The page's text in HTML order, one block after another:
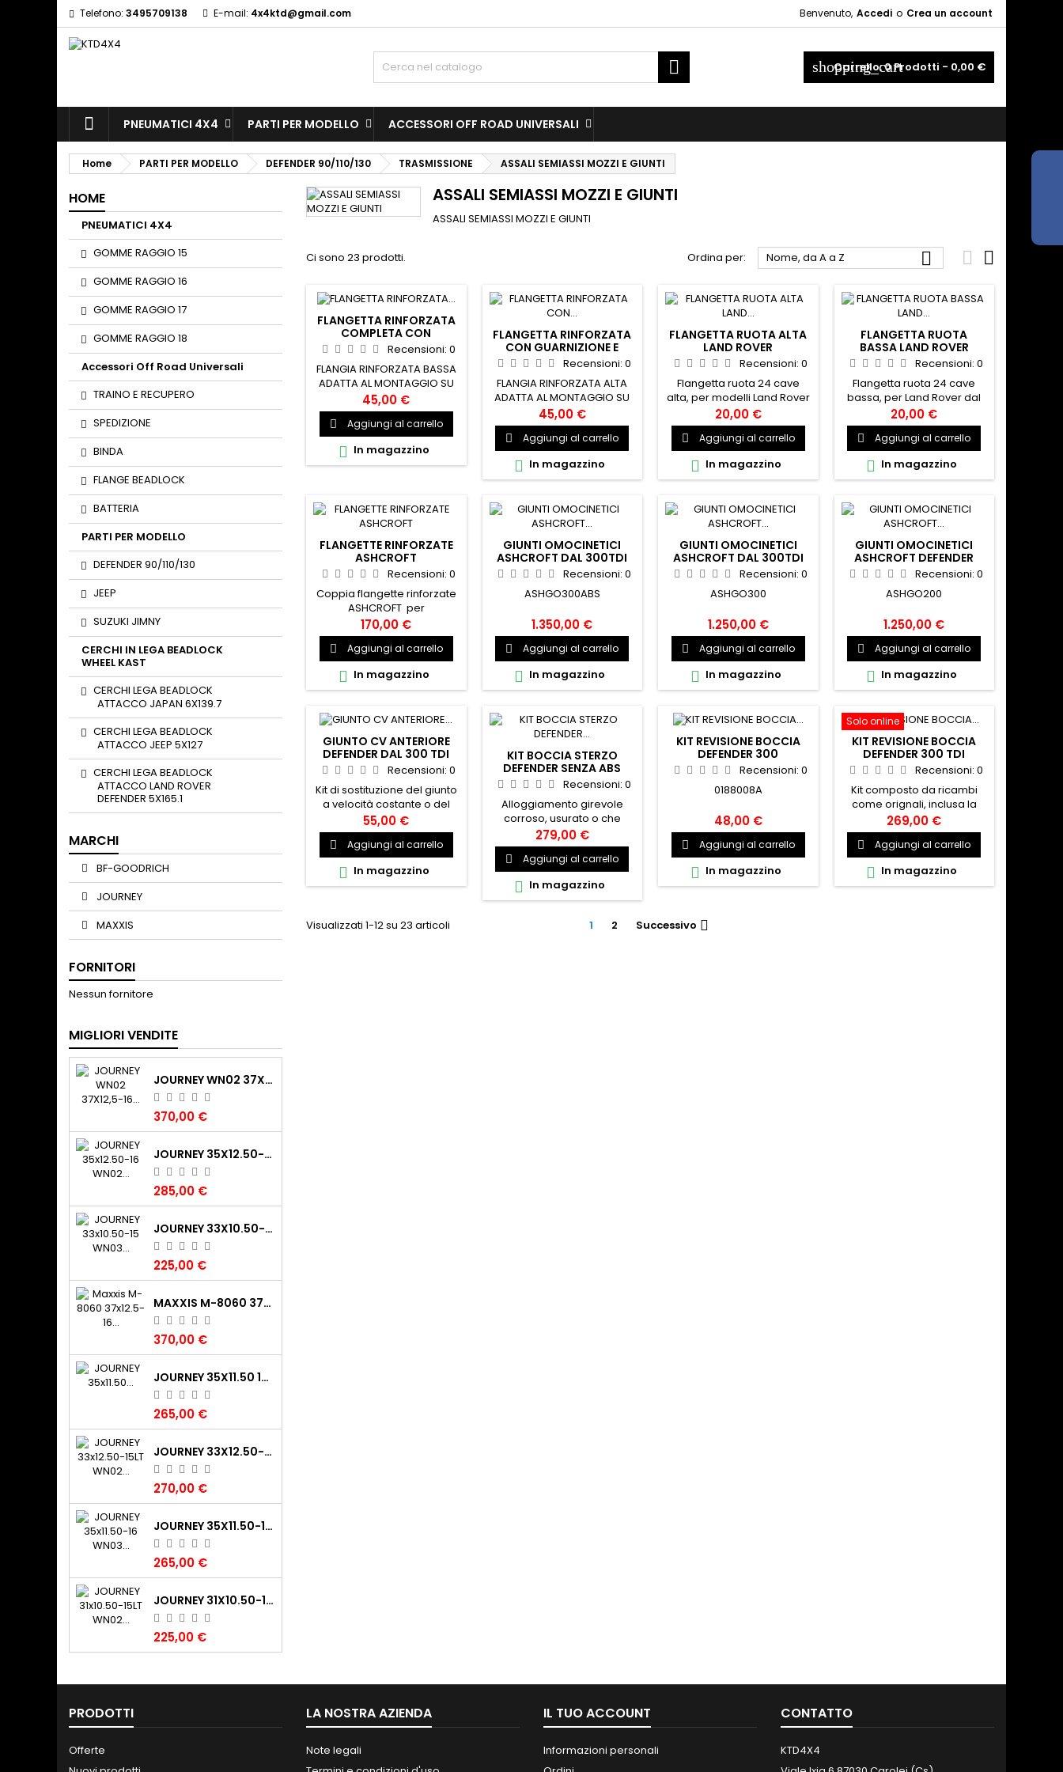
Telefono: 3495709138 E-mail: 4x4ktd@gmail.com Benvenuto, Accedi o Crea un account
shopping_cart
Carrello:0Prodotti - 0,00 €

PNEUMATICI 4X4 PARTI PER MODELLO ACCESSORI OFF ROAD UNIVERSALI
Home PARTI PER MODELLO DEFENDER 90/110/130 TRASMISSIONE ASSALI SEMIASSI MOZZI E GIUNTI
HOME
PNEUMATICI 4X4
GOMME RAGGIO 15
GOMME RAGGIO 16
GOMME RAGGIO 17
GOMME RAGGIO 18
Accessori Off Road Universali
TRAINO E RECUPERO
SPEDIZIONE
BINDA
FLANGE BEADLOCK
BATTERIA
PARTI PER MODELLO
DEFENDER 90/110/130
JEEP
SUZUKI JIMNY
CERCHI IN LEGA BEADLOCK
WHEEL KAST
CERCHI LEGA BEADLOCK
ATTACCO JAPAN 6X139.7
CERCHI LEGA BEADLOCK
ATTACCO JEEP 5X127
CERCHI LEGA BEADLOCK
ATTACCO LAND ROVER
DEFENDER 5X165.1
MARCHI
BF-GOODRICH
JOURNEY
MAXXIS
FORNITORI
Nessun fornitore
MIGLIORI VENDITE
JOURNEY WN02 37X12,5-16 120K TL 8PR (325/80‑16) P.O.R. CLAW XTR
370,00 €
JOURNEY 35X12.50-16 WN02 CLAW XTR 120K 8PR M+S POR
285,00 €
JOURNEY 33X10.50-15 WN03 DIGGER 115K 6PR TL M+S POR
225,00 €
MAXXIS M-8060 37X12.5-16 TREPADOR BIAS 124K DIAG/BIAS BIAS DA COMPETIZIONE GIALLO
370,00 €
JOURNEY 35X11.50 15LT(295/85 15LT)WN03 112K 6PR TL POR M+S
265,00 €
JOURNEY 33X12.50-15LT WN02 CLAW XTR (325/70-15LT) 108K 6PR TL POR
270,00 €
JOURNEY 35X11.50-16 WN03 DIGGER 120K 6PR TL M+S POR
265,00 €
JOURNEY 31X10.50-15LT WN02 CLAW XTR (265/75-15LT) 109K 6PR TL M+S POR
225,00 €
ASSALI SEMIASSI MOZZI E GIUNTI
ASSALI SEMIASSI MOZZI E GIUNTI
Ci sono 23 prodotti. Ordina per: Nome, da A a Z   
FLANGETTA RINFORZATA
COMPLETA CON
GUARNIZIONE E
TD5-TD4
Recensioni: 0
FLANGIA RINFORZATA BASSA
ADATTA AL MONTAGGIO SU
DEFENDER DAL 300 IN POI
RPFTC859HDKIT
45,00 €
 Aggiungi al carrello
 In magazzino
FLANGETTA RINFORZATA
CON GUARNIZIONE E
BULLONERIA PER 200 TDI
Recensioni:0
FLANGIA RINFORZATA ALTA
ADATTA AL MONTAGGIO SU
DEFENDER 200 TDI
RPFRC5806HDKIT
45,00 €
 Aggiungi al carrello
 In magazzino
FLANGETTA RUOTA ALTA
LAND ROVER
Recensioni: 0
Flangetta ruota 24 cave
alta, per modelli Land Rover
fino al 200tdi, 1993. VENDUTA
COMPLETA DI GUARNIZIONE
RPFRC5806
20,00 €
 Aggiungi al carrello
 In magazzino
FLANGETTA RUOTA
BASSA LAND ROVER
Recensioni:0
Flangetta ruota 24 cave
bassa, per Land Rover dal
300tdi, 1994. VENDUTA
COMPLETA DI GUARNIZIONE
RPFTC859
20,00 €
 Aggiungi al carrello
 In magazzino
FLANGETTE RINFORZATE
ASHCROFT
Recensioni: 0
Coppia flangette rinforzate
ASHCROFT per
Defender 200 TDi, Discovery
I 200 TDi VENGONO VENDUTE
COMPLETE DI GUARNIZIONI
ASHFR200
170,00 €
 Aggiungi al carrello
 In magazzino
GIUNTI OMOCINETICI
ASHCROFT DAL 300TDI
CON ABSRecensioni:0
ASHGO300ABS
1.350,00 €
 Aggiungi al carrello
 In magazzino
GIUNTI OMOCINETICI
ASHCROFT DAL 300TDI
NO ABSRecensioni: 0
ASHGO300
1.250,00 €
 Aggiungi al carrello
 In magazzino
GIUNTI OMOCINETICI
ASHCROFT DEFENDER
FINO AL 200TDI
Recensioni:0
ASHGO200
1.250,00 €
 Aggiungi al carrello
 In magazzino
GIUNTO CV ANTERIORE
DEFENDER DAL 300 TDI
Recensioni: 0
Kit di sostituzione del giunto
a velocità costante o del
giunto CV con grasso CV e
anello di ritegno.Spline
interne: 32Spline esterne:
24 Un pezzo di ricambio di
qualità, equivalente al
codice di ricambio Land
seguenti modelli con 24
differenziali di spline.Land
55,00 €
 Aggiungi al carrello
 In magazzino
KIT BOCCIA STERZO
DEFENDER SENZA ABS
Recensioni:0
Alloggiamento girevole
corroso, usurato o che
perde? Questo kit di
alloggiamento girevole è
un modo conveniente per
assicurarsi di avere tutte le
parti di qualità necessarie
per sostituire
l'alloggiamento girevole
della vostra Land Rover.
279,00 €
 Aggiungi al carrello
 In magazzino
KIT REVISIONE BOCCIA
DEFENDER 300
Recensioni: 0
0188008A
48,00 €
 Aggiungi al carrello
 In magazzino
Solo online
KIT REVISIONE BOCCIA
DEFENDER 300 TDI
BOCCIA INCLUSA
Recensioni:0
Kit composto da ricambi
come orignali, inclusa la
boccia, per Defender dal
1994 al 1998. BMDA3178
269,00 €
 Aggiungi al carrello
 In magazzino
Visualizzati 1-12 su 23 articoli 1 2 Successivo 
PRODOTTI
Offerte
LA NOSTRA AZIENDA
Note legali
IL TUO ACCOUNT
Informazioni personali
CONTATTO
KTD4X4
Add to wishlist
add_circle_outline
Create new list
((modalTitle))
((confirmMessage))
((title))
((cancelText)) ((createText))
Sign in
You need to be logged in to save products in your wishlist.